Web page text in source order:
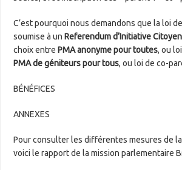
C’est pourquoi nous demandons que la loi
soumise à unReferendum d’Initiative
choix entrePMA anonyme pour toutes, ou
PMA de géniteurs pour tous, ou loi de co-
BÉNÉFICES
ANNEXES
Pour consulter les différentes mesures de
voici le rapport de la mission parlementaire